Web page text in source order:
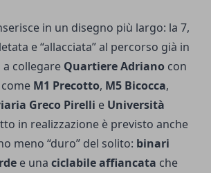
in un disegno più largo: la 7,
e “allacciata” al percorso già in
collegare Quartiere Adriano con
M1 Precotto, M5 Bicocca,
Greco Pirelli e Università
in realizzazione è previsto anche
meno “duro” del solito: binari
e una ciclabile affiancata che